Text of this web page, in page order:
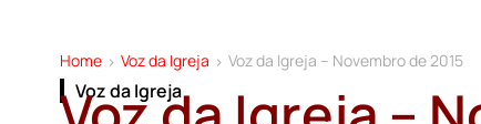
Home > Voz da Igreja > Voz da Igreja – Novembro de 2015
Voz da Igreja